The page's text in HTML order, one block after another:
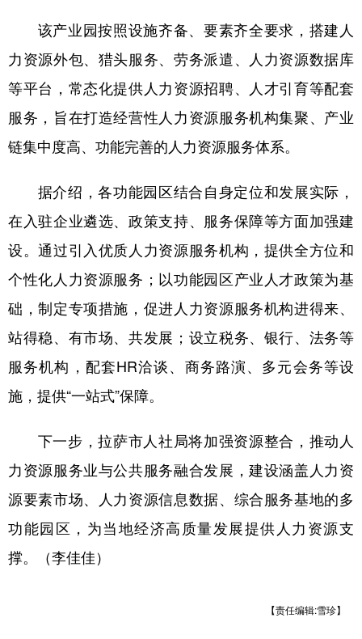
该产业园按照设施齐备、要素齐全要求，搭建人
力资源外包、猎头服务、劳务派遣、人力资源数据库
等平台，常态化提供人力资源招聘、人才引育等配套
服务，旨在打造经营性人力资源服务机构集聚、产业
链集中度高、功能完善的人力资源服务体系。
据介绍，各功能园区结合自身定位和发展实际，
在入驻企业遴选、政策支持、服务保障等方面加强建
设。通过引入优质人力资源服务机构，提供全方位和
个性化人力资源服务；以功能园区产业人才政策为基
础，制定专项措施，促进人力资源服务机构进得来、
站得稳、有市场、共发展；设立税务、银行、法务等
服务机构，配套HR洽谈、商务路演、多元会务等设
施，提供“一站式”保障。
下一步，拉萨市人社局将加强资源整合，推动人
力资源服务业与公共服务融合发展，建设涵盖人力资
源要素市场、人力资源信息数据、综合服务基地的多
功能园区，为当地经济高质量发展提供人力资源支
撑。（李佳佳）
【责任编辑:雪珍】